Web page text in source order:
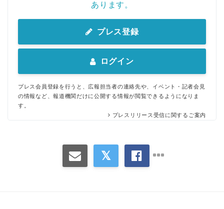
あります。
プレス登録
ログイン
プレス会員登録を行うと、広報担当者の連絡先や、イベント・記者会見
の情報など、報道機関だけに公開する情報が閲覧できるようになりま
す。
プレスリリース受信に関するご案内